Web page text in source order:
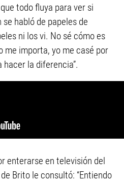
todo fluya para ver si
habló de papeles de
ni los vi. No sé cómo es
me importa, yo me casé por
hacer la diferencia”.
enterarse en televisión del
Brito le consultó: “Entiendo